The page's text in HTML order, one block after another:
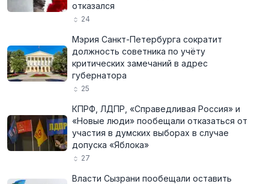
отказался
24
Мэрия Санкт-Петербурга сократит
должность советника по учёту
критических замечаний в адрес
губернатора
25
КПРФ, ЛДПР, «Справедливая Россия» и
«Новые люди» пообещали отказаться от
участия в думских выборах в случае
допуска «Яблока»
27
Власти Сызрани пообещали оставить